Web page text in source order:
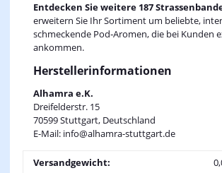
Entdecken Sie weitere 187
erweitern Sie Ihr Sortiment um beliebte,
schmeckende Pod‑Aromen, die bei Kunden
ankommen.
Herstellerinformationen
Alhamra e.K.
Dreifelderstr. 15
70599 Stuttgart, Deutschland
E-Mail: info@alhamra-stuttgart.de
Versandgewicht: